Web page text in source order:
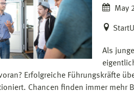
May
Als
Erfolgreiche Führungskräfte
Chancen finden immer mehr